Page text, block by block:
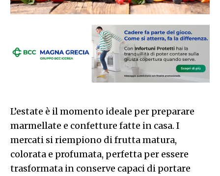
L’estate è il momento ideale per preparare
marmellate e confetture fatte in casa. I
mercati si riempiono di frutta matura,
colorata e profumata, perfetta per essere
trasformata in conserve capaci di portare